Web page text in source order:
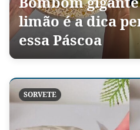
limão é a dica
essa Páscoa
SORVETE